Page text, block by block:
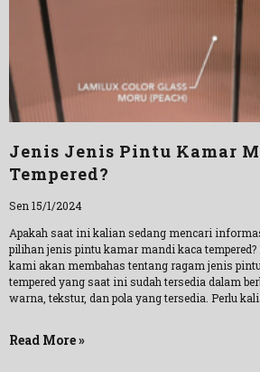
Jenis Jenis Pintu Kamar
Tempered?
Sen 15/1/2024
Apakah saat ini kalian sedang mencari
pilihan jenis pintu kamar mandi kaca
kami akan membahas tentang ragam jenis
tempered yang saat ini sudah tersedia dalam
warna, tekstur, dan pola yang tersedia. Perlu
Read More »